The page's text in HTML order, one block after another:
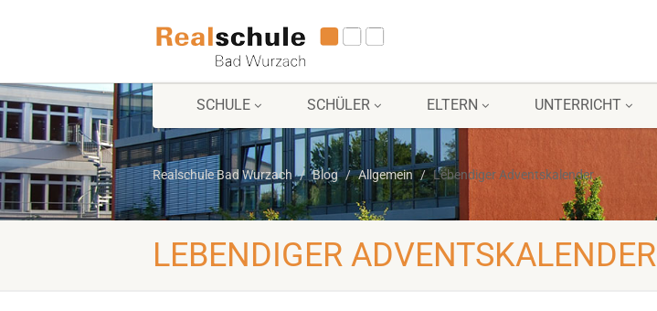
SCHULE SCHÜLER ELTERN UNTERRICHT
Realschule Bad Wurzach Blog Allgemein Lebendiger Adventskalender
LEBENDIGER ADVENTSKALENDER